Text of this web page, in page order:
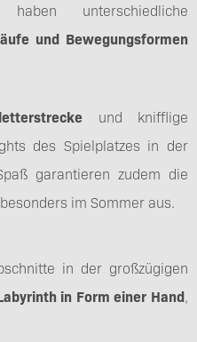
unterschiedliche
und Bewegungsformen
und knifflige
des Spielplatzes in der
garantieren zudem die
im Sommer aus.
in der großzügigen
in Form einer Hand,